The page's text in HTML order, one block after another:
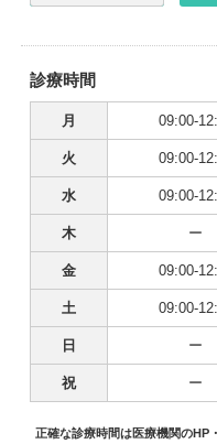
診療時間
月 09:00-
火 09:00-
水 09:00-
木 ー
金 09:00-
土 09:00-
日 ー
祝 ー
正確な診療時間は医療機関のHP